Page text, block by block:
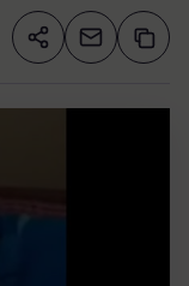
Compartir